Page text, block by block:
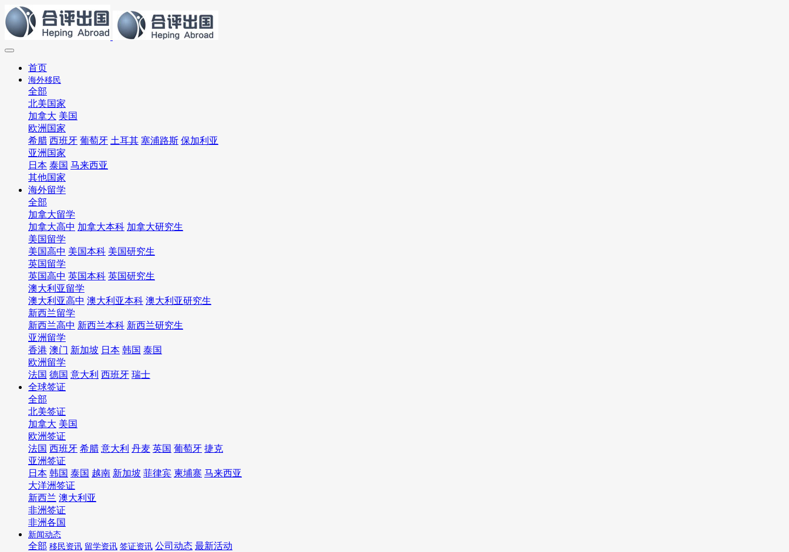
首页
海外移民
全部
北美国家
加拿大 美国
欧洲国家
希腊 西班牙 葡萄牙 土耳其 塞浦路斯 保加利亚
亚洲国家
日本 泰国 马来西亚
其他国家
海外留学
全部
加拿大留学
加拿大高中 加拿大本科 加拿大研究生
美国留学
美国高中 美国本科 美国研究生
英国留学
英国高中 英国本科 英国研究生
澳大利亚留学
澳大利亚高中 澳大利亚本科 澳大利亚研究生
新西兰留学
新西兰高中 新西兰本科 新西兰研究生
亚洲留学
香港 澳门 新加坡 日本 韩国 泰国
欧洲留学
法国 德国 意大利 西班牙 瑞士
全球签证
全部
北美签证
加拿大 美国
欧洲签证
法国 西班牙 希腊 意大利 丹麦 英国 葡萄牙 捷克
亚洲签证
日本 韩国 泰国 越南 新加坡 菲律宾 柬埔寨 马来西亚
大洋洲签证
新西兰 澳大利亚
非洲签证
非洲各国
新闻动态
全部 移民资讯 留学资讯 签证资讯 公司动态 最新活动